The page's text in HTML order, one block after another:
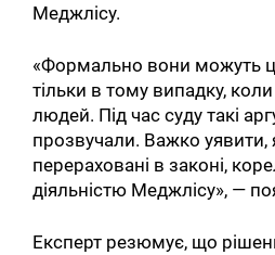
Меджлісу.
«Формально вони можуть
тільки в тому випадку,
людей. Під час суду такі
прозвучали. Важко уявити,
перераховані в законі,
діяльністю Меджлісу», —
Експерт резюмує, що